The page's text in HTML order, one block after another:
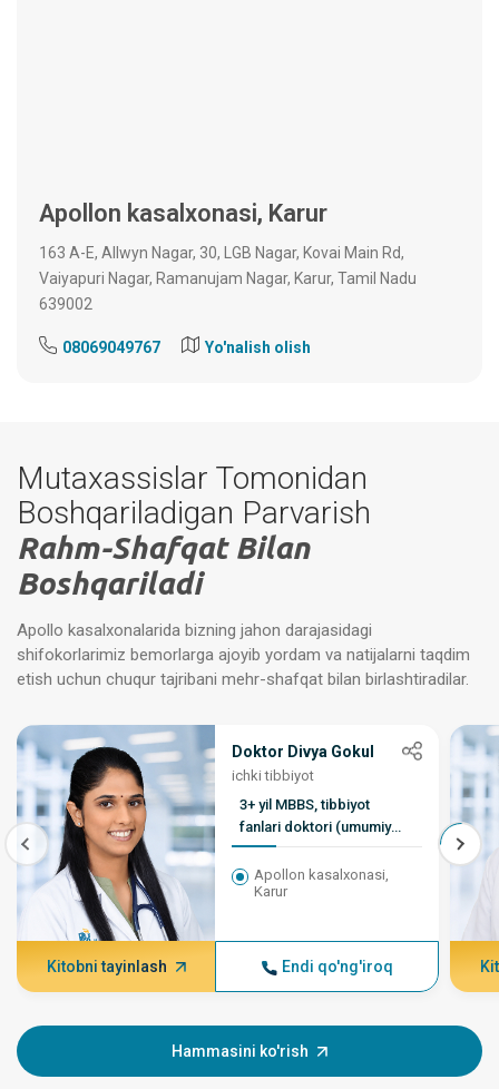
Apollon kasalxonasi, Karur
163 A-E, Allwyn Nagar, 30, LGB Nagar, Kovai Main Rd,
Vaiyapuri Nagar, Ramanujam Nagar, Karur, Tamil Nadu
639002
08069049767 Yo'nalish olish
Mutaxassislar Tomonidan
Boshqariladigan Parvarish
Rahm-Shafqat Bilan
Boshqariladi
Apollo kasalxonalarida bizning jahon darajasidagi
shifokorlarimiz bemorlarga ajoyib yordam va natijalarni taqdim
etish uchun chuqur tajribani mehr-shafqat bilan birlashtiradilar.
Doktor Divya Gokul
ichki tibbiyot
3+ yil MBBS, tibbiyot
fanlari doktori (umumiy
tibbiyot)
Apollon kasalxonasi,
Karur
Kitobni tayinlash Endi qo'ng'iroq
Hammasini ko'rish